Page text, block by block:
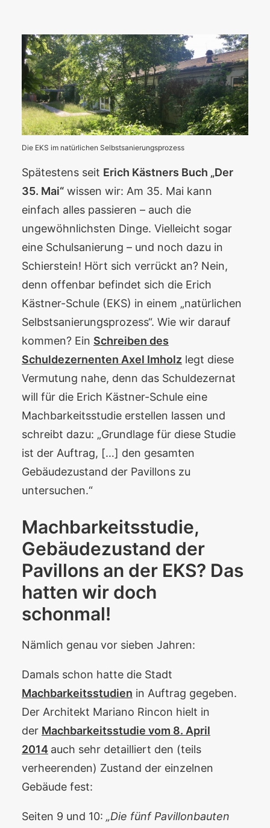
Die EKS im natürlichen Selbstsanierungsprozess
Spätestens seit Erich Kästners Buch „Der
35. Mai“ wissen wir: Am 35. Mai kann
einfach alles passieren – auch die
ungewöhnlichsten Dinge. Vielleicht sogar
eine Schulsanierung – und noch dazu in
Schierstein! Hört sich verrückt an? Nein,
denn offenbar befindet sich die Erich
Kästner-Schule (EKS) in einem „natürlichen
Selbstsanierungsprozess“. Wie wir darauf
kommen? Ein Schreiben des
Schuldezernenten Axel Imholz legt diese
Vermutung nahe, denn das Schuldezernat
will für die Erich Kästner-Schule eine
Machbarkeitsstudie erstellen lassen und
schreibt dazu: „Grundlage für diese Studie
ist der Auftrag, […] den gesamten
Gebäudezustand der Pavillons zu
untersuchen.“
Machbarkeitsstudie,
Gebäudezustand der
Pavillons an der EKS? Das
hatten wir doch
schonmal!
Nämlich genau vor sieben Jahren:
Damals schon hatte die Stadt
Machbarkeitsstudien in Auftrag gegeben.
Der Architekt Mariano Rincon hielt in
der Machbarkeitsstudie vom 8. April
2014 auch sehr detailliert den (teils
verheerenden) Zustand der einzelnen
Gebäude fest:
Seiten 9 und 10: „Die fünf Pavillonbauten